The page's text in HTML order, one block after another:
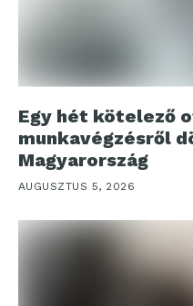
Egy hét kötelező
munkavégzésről
Magyarország
AUGUSZTUS 5, 2026